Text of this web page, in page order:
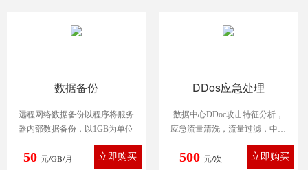
数据备份
远程网络数据备份以程序将服务
器内部数据备份，以1GB为单位
50 元/GB/月
DDos应急处理
数据中心DDoc攻击特征分析，
应急流量清洗，流量过滤，中断
被攻击/发起攻击用户
500 元/次